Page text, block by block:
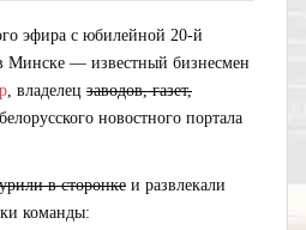
эфира с юбилейной 20-й
Минске — известный бизнесмен
, владелец заводов, газет,
новостного портала
в сторонке и развлекали
команды: